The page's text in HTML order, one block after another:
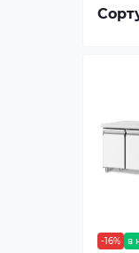
-16% в